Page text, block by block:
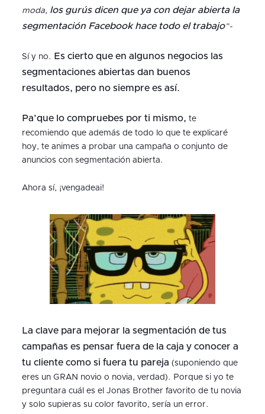
moda, los gurús dicen que ya con dejar abierta la
segmentación Facebook hace todo el trabajo”-
Sí y no.
Es cierto que en algunos negocios las
segmentaciones abiertas dan buenos
resultados, pero no siempre es así.
Pa’que lo compruebes por ti mismo, te
recomiendo que además de todo lo que te explicaré
hoy, te animes a probar una campaña o conjunto de
anuncios con segmentación abierta.
Ahora sí, ¡vengadeai!
La clave para mejorar la segmentación de tus
campañas es pensar fuera de la caja y conocer a
tu cliente como si fuera tu pareja (suponiendo que
eres un GRAN novio o novia, verdad). Porque si yo te
preguntara cuál es el Jonas Brother favorito de tu novia
y solo supieras su color favorito, sería un error.